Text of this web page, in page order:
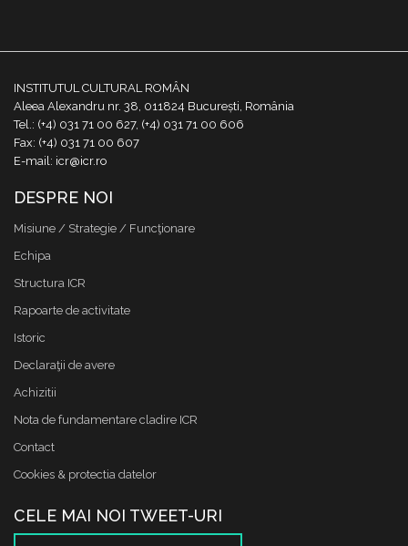
INSTITUTUL CULTURAL ROMÂN
Aleea Alexandru nr. 38, 011824 București, România
Tel.: (+4) 031 71 00 627, (+4) 031 71 00 606
Fax: (+4) 031 71 00 607
E-mail: icr@icr.ro
DESPRE NOI
Misiune / Strategie / Funcţionare
Echipa
Structura ICR
Rapoarte de activitate
Istoric
Declaraţii de avere
Achizitii
Nota de fundamentare cladire ICR
Contact
Cookies & protectia datelor
CELE MAI NOI TWEET-URI